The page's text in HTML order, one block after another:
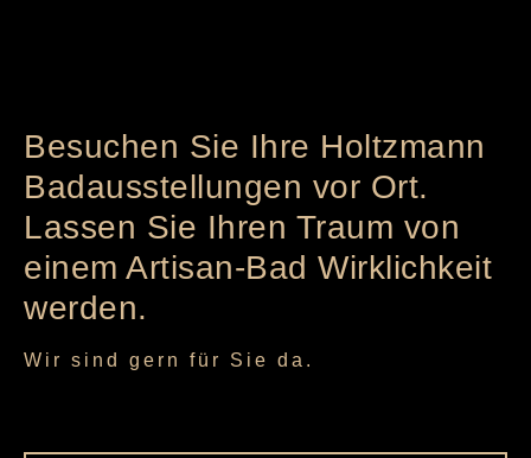
Besuchen Sie Ihre Holtzmann
Badausstellungen vor Ort.
Lassen Sie Ihren Traum von
einem Artisan-Bad Wirklichkeit
werden.
Wir sind gern für Sie da.